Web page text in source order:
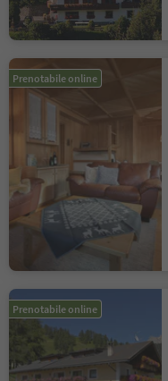
Prenotabile online
Prenotabile online